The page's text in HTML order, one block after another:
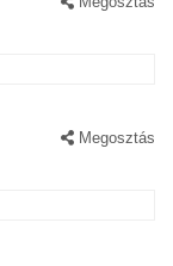
Megosztás